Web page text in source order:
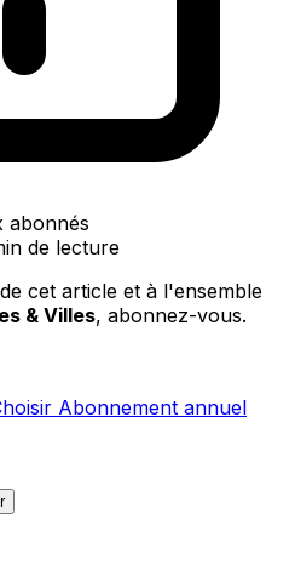
abonnés
de lecture
cet article et à l'ensemble
& Villes, abonnez-vous.
Abonnement annuel